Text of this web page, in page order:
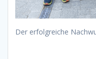
Der erfolgreiche